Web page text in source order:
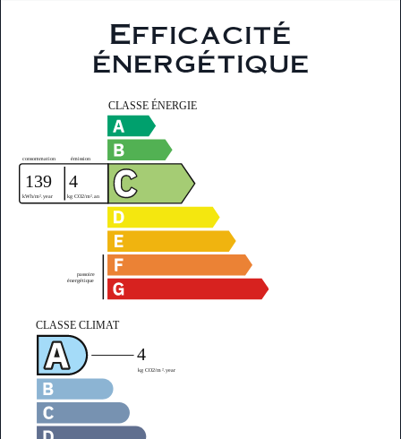
Efficacité
énergétique